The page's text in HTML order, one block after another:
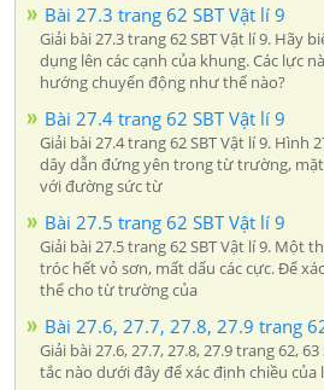
Bài 27.3 trang 62 SBT Vật lí 9
Giải bài 27.3 trang 62 SBT Vật lí 9. Hãy
dụng lên các cạnh của khung. Các lực
hướng chuyển động như thế nào?
Bài 27.4 trang 62 SBT Vật lí 9
Giải bài 27.4 trang 62 SBT Vật lí 9. Hình
dây dẫn đứng yên trong từ trường,
với đường sức từ
Bài 27.5 trang 62 SBT Vật lí 9
Giải bài 27.5 trang 62 SBT Vật lí 9. Một
tróc hết vỏ sơn, mất dấu các cực. Để
thể cho từ trường của
Bài 27.6, 27.7, 27.8, 27.9 trang
Giải bài 27.6, 27.7, 27.8, 27.9 trang 62,
tắc nào dưới đây để xác định chiều của